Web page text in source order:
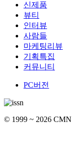
신제품
뷰티
인터뷰
사람들
마케팅리뷰
기획특집
커뮤니티
PC버전
© 1999 ~ 2026 CMN